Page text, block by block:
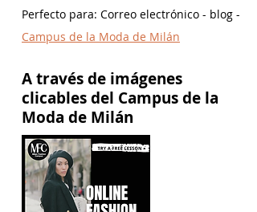
Perfecto para: Correo electrónico - blog -
Campus de la Moda de Milán
A través de imágenes
clicables del Campus de la
Moda de Milán